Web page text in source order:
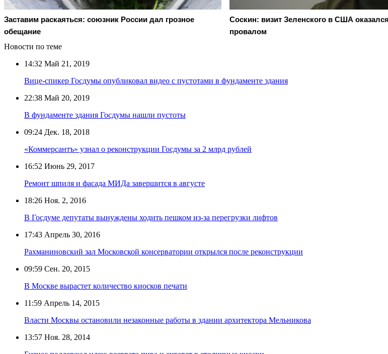
Заставим раскаяться: союзник России дал грозное
обещание
Соскин: визит Зеленского в США
провалом
Новости по теме
14:32 Май 21, 2019
Вице-спикер Госдумы опубликовал видео с пустотами в фундаменте здания
22:38 Май 20, 2019
В фундаменте здания Госдумы нашли пустоты
09:24 Дек. 18, 2018
«Коммерсантъ» узнал о реконструкции Госдумы за 2 млрд рублей
16:52 Июнь 29, 2017
Ремонт шпиля и фасада МИДа завершится в августе
18:26 Ноя. 2, 2016
В Госдуме депутаты вынуждены ходить пешком из-за перегрузки лифтов
17:43 Апрель 30, 2016
Рахманиновский зал Московской консерватории открылся после реконструкции
09:59 Сен. 20, 2015
В Москве вырастет количество киосков печати
11:59 Апрель 14, 2015
Власти Москвы остановили незаконные работы в здании архитектора Мельникова
13:57 Ноя. 28, 2014